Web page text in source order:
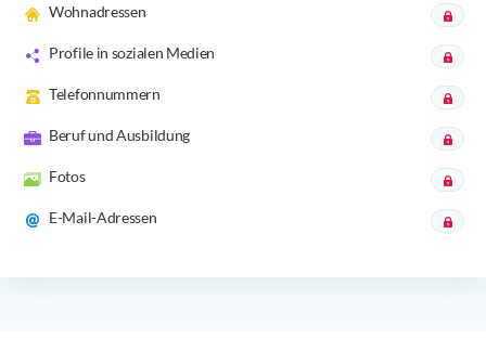
Wohnadressen
Profile in sozialen Medien
Telefonnummern
Beruf und Ausbildung
Fotos
E-Mail-Adressen